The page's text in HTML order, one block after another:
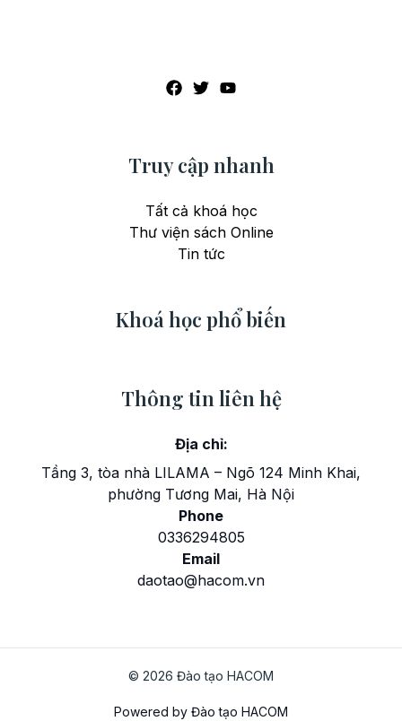
Truy cập nhanh
Tất cả khoá học
Thư viện sách Online
Tin tức
Khoá học phổ biến
Thông tin liên hệ
Địa chỉ:
Tầng 3, tòa nhà LILAMA – Ngõ 124 Minh Khai,
phường Tương Mai, Hà Nội
Phone
0336294805
Email
daotao@hacom.vn
© 2026 Đào tạo HACOM
Powered by Đào tạo HACOM